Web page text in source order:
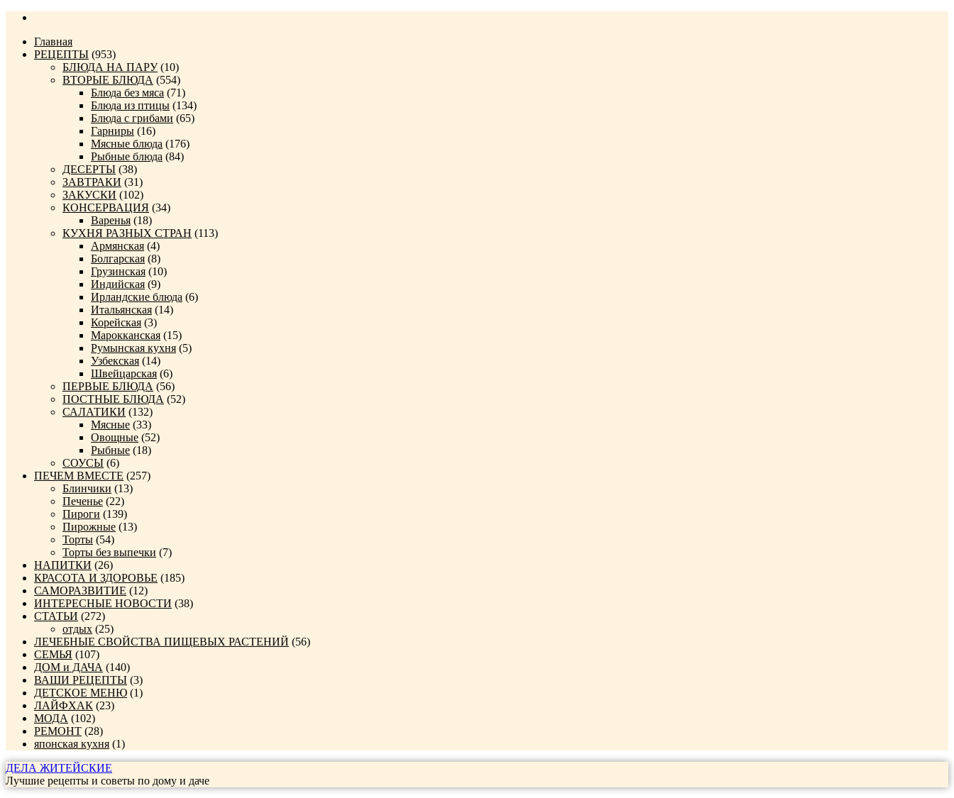
Главная
РЕЦЕПТЫ (953)
БЛЮДА НА ПАРУ(10)
ВТОРЫЕ БЛЮДА (554)
Блюда без мяса (71)
Блюда из птицы (134)
Блюда с грибами (65)
Гарниры (16)
Мясные блюда (176)
Рыбные блюда (84)
ДЕСЕРТЫ (38)
ЗАВТРАКИ (31)
ЗАКУСКИ (102)
КОНСЕРВАЦИЯ (34)
Варенья (18)
КУХНЯ РАЗНЫХ СТРАН (113)
Армянская (4)
Болгарская (8)
Грузинская (10)
Индийская (9)
Ирландские блюда (6)
Итальянская (14)
Корейская (3)
Марокканская (15)
Румынская кухня (5)
Узбекская (14)
Швейцарская (6)
ПЕРВЫЕ БЛЮДА (56)
ПОСТНЫЕ БЛЮДА (52)
САЛАТИКИ (132)
Мясные (33)
Овощные (52)
Рыбные (18)
СОУСЫ (6)
ПЕЧЕМ ВМЕСТЕ (257)
Блинчики (13)
Печенье (22)
Пироги (139)
Пирожные (13)
Торты (54)
Торты без выпечки (7)
НАПИТКИ (26)
КРАСОТА И ЗДОРОВЬЕ (185)
САМОРАЗВИТИЕ (12)
ИНТЕРЕСНЫЕ НОВОСТИ (38)
СТАТЬИ (272)
отдых (25)
ЛЕЧЕБНЫЕ СВОЙСТВА ПИЩЕВЫХ РАСТЕНИЙ (56)
СЕМЬЯ (107)
ДОМ и ДАЧА (140)
ВАШИ РЕЦЕПТЫ (3)
ДЕТСКОЕ МЕНЮ (1)
ЛАЙФХАК (23)
МОДА (102)
РЕМОНТ (28)
японская кухня (1)
ДЕЛА ЖИТЕЙСКИЕ
Лучшие рецепты и советы по дому и даче